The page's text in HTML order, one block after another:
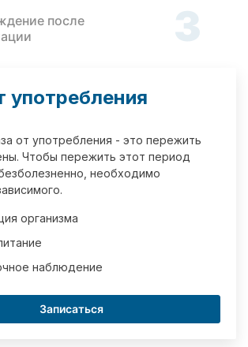
после
3
употребления
от употребления - это пережить
Чтобы пережить этот период
необходимо
организма
наблюдение
Записаться